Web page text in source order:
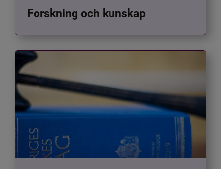
Forskning och kunskap